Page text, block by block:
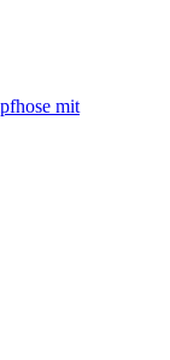
mit